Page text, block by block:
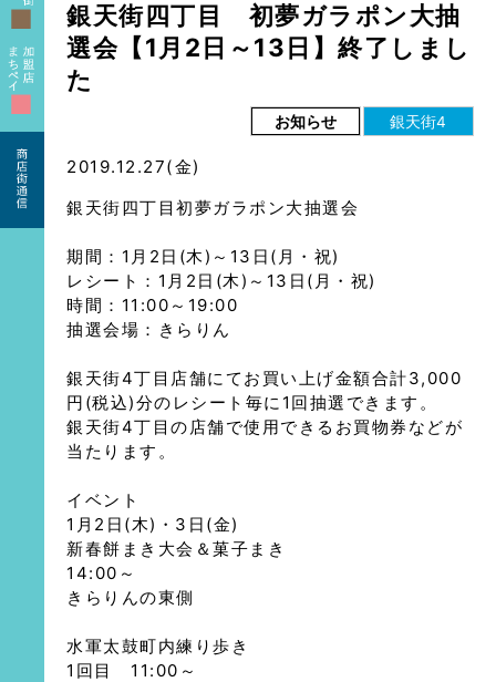
■
■
銀天街四丁目 初夢ガラポン大抽
選会【1月2日～13日】終了しまし
た
お知らせ 銀天街4
2019.12.27(金)
銀天街四丁目初夢ガラポン大抽選会
期間：1月2日(木)～13日(月・祝)
レシート：1月2日(木)～13日(月・祝)
時間：11:00～19:00
抽選会場：きらりん
銀天街4丁目店舗にてお買い上げ金額合計3,000
円(税込)分のレシート毎に1回抽選できます。
銀天街4丁目の店舗で使用できるお買物券などが
当たります。
イベント
1月2日(木)・3日(金)
新春餅まき大会＆菓子まき
14:00～
きらりんの東側
水軍太鼓町内練り歩き
1回目 11:00～